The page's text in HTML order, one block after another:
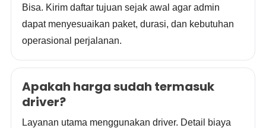
Bisa. Kirim daftar tujuan sejak awal agar admin
dapat menyesuaikan paket, durasi, dan kebutuhan
operasional perjalanan.
Apakah harga sudah termasuk
driver?
Layanan utama menggunakan driver. Detail biaya